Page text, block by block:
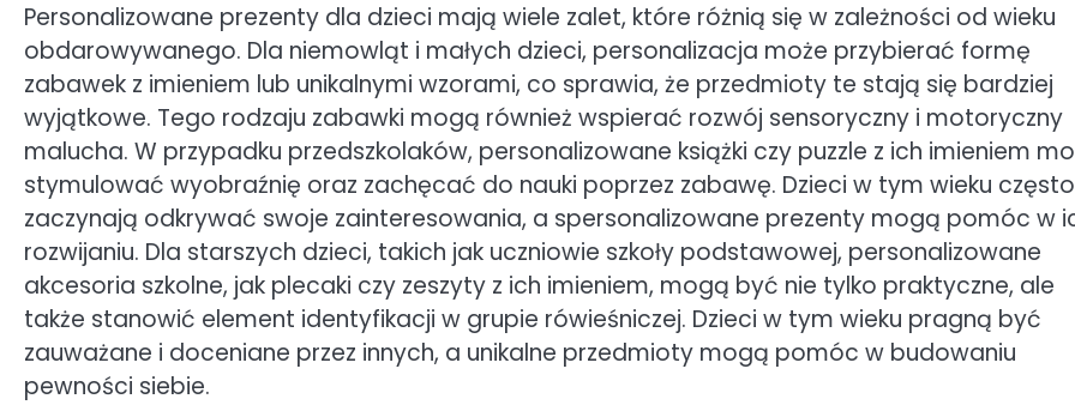
Personalizowane prezenty dla dzieci mają wiele zalet, które różnią się w zależności od wieku
obdarowywanego. Dla niemowląt i małych dzieci, personalizacja może przybierać formę
zabawek z imieniem lub unikalnymi wzorami, co sprawia, że przedmioty te stają się bardziej
wyjątkowe. Tego rodzaju zabawki mogą również wspierać rozwój sensoryczny i motoryczny
malucha. W przypadku przedszkolaków, personalizowane książki czy puzzle z ich imieniem
stymulować wyobraźnię oraz zachęcać do nauki poprzez zabawę. Dzieci w tym wieku często
zaczynają odkrywać swoje zainteresowania, a spersonalizowane prezenty mogą pomóc w
rozwijaniu. Dla starszych dzieci, takich jak uczniowie szkoły podstawowej, personalizowane
akcesoria szkolne, jak plecaki czy zeszyty z ich imieniem, mogą być nie tylko praktyczne, ale
także stanowić element identyfikacji w grupie rówieśniczej. Dzieci w tym wieku pragną być
zauważane i doceniane przez innych, a unikalne przedmioty mogą pomóc w budowaniu
pewności siebie.